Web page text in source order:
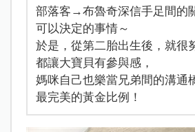
部落客→布魯奇深信手足間的
可以決定的事情～
於是，從第二胎出生後，就很
都讓大寶貝有參與感，
媽咪自己也樂當兄弟間的溝通
最完美的黃金比例！